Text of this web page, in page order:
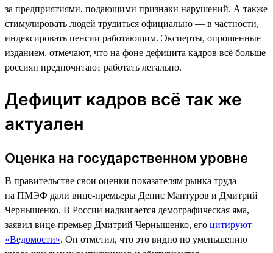
за предприятиями, подающими признаки нарушений. А также
стимулировать людей трудиться официально — в частности,
индексировать пенсии работающим. Эксперты, опрошенные
изданием, отмечают, что на фоне дефицита кадров всё больше
россиян предпочитают работать легально.
Дефицит кадров всё так же
актуален
Оценка на государственном уровне
В правительстве свои оценки показателям рынка труда
на ПМЭФ дали вице-премьеры Денис Мантуров и Дмитрий
Чернышенко. В России надвигается демографическая яма,
заявил вице-премьер Дмитрий Чернышенко, его цитируют
«Ведомости». Он отметил, что это видно по уменьшению